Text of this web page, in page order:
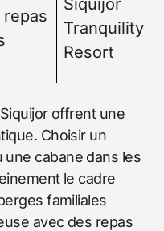
Siquijor
Tranquility
Resort
offrent une
Choisir un
cabane dans les
le cadre
familiales
avec des repas